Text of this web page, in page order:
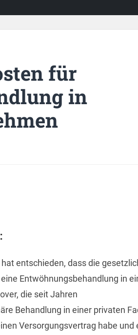
für
in
entschieden, dass die
Entwöhnungsbehandlung in
die seit Jahren
Behandlung in einer privaten
Versorgungsvertrag habe und